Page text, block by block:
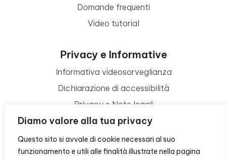
Diamo valore alla tua privacy
Questo sito si avvale di cookie necessari al suo
funzionamento e utili alle finalità illustrate nella pagina
Domande frequenti
Video tutorial
Privacy e Informative
Informativa videosorveglianza
Dichiarazione di accessibilità
Privacy e Note legali
Termini di utilizzo
Cookie policy
Contattaci